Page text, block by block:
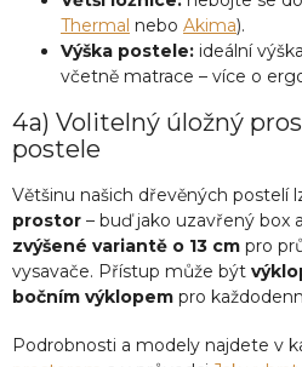
Thermal nebo Akima).
Výška postele: ideální
včetně matrace – více o
4a) Volitelný úložný
postele
Většinu našich dřevěných postelí
prostor – buď jako uzavřený box
zvýšené variantě o 13 cm pro
vysavače. Přístup může být
bočním výklopem pro
Podrobnosti a modely najdete v